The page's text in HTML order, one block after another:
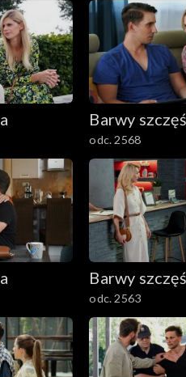
Barwy
odc. 2568
Barwy
odc. 2563